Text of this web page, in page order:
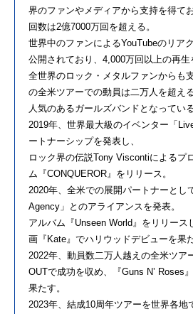
界のファンやメディアから支持を得て
回数は2億7000万回を超える。
世界中のファンによるYouTubeのリア
公開されており、4,000万回以上の再生
全世界のロック・メタルファンからも
の全米ツアーでの動員は二万人を超え
人気のあるガールズバンドとなっている
2019年、世界最大級のイベンター「
ートナーシップを発表し、
ロック界の伝説Tony Viscontiによるプ
ム『CONQUEROR』をリリース。
2020年、全米での展開パートナーとし
Agency」とのアライアンスを発表。
アルバム『Unseen World』をリリース
画『Kate』でハリウッドデビューを果た
2022年、動員数二万人越えの全米ツア
OUTで成功を収め、『Guns Nʼ Roses
果たす。
2023年、結成10周年ツアーを世界各地